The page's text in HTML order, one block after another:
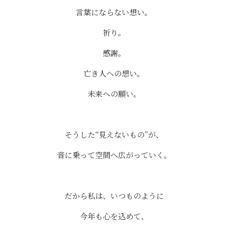
言葉にならない想い。
祈り。
感謝。
亡き人への想い。
未来への願い。
そうした“見えないもの”が、
音に乗って空間へ広がっていく。
だから私は、いつものように
今年も心を込めて、